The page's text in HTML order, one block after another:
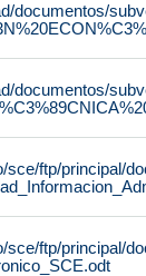
documentos/
documentos/
ftp/principal/
ftp/principal/